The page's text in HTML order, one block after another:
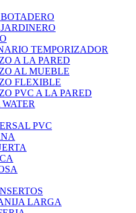
TEMPORIZADOR
A LA PARED
AL MUEBLE
FLEXIBLE
PVC A LA PARED
PVC
LARGA